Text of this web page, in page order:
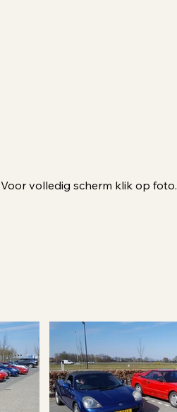
Voor volledig scherm klik op foto.